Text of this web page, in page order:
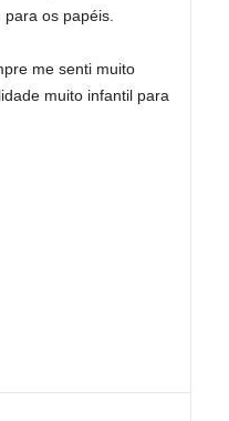
os papéis.
me senti muito
muito infantil para